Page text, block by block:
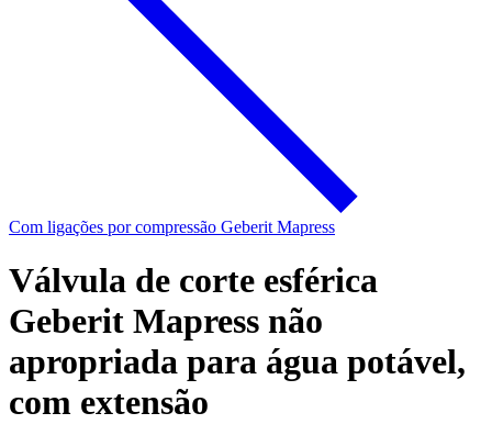
Com ligações por compressão Geberit Mapress
Válvula de corte esférica
Geberit Mapress não
apropriada para água potável,
com extensão